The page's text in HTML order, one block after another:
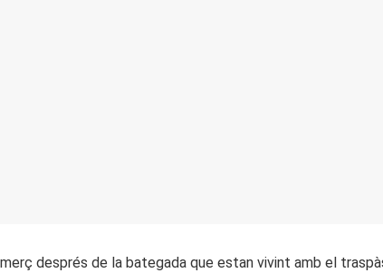
després de la bategada que estan vivint amb el